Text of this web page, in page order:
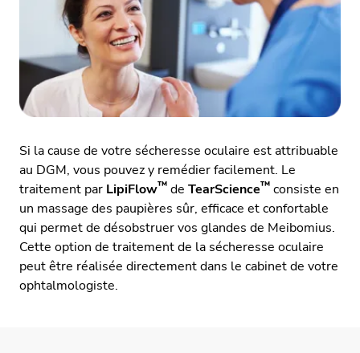
Si la cause de votre sécheresse oculaire est attribuable
au DGM, vous pouvez y remédier facilement. Le
traitement par LipiFlow™ de TearScience™ consiste en
un massage des paupières sûr, efficace et confortable
qui permet de désobstruer vos glandes de Meibomius.
Cette option de traitement de la sécheresse oculaire
peut être réalisée directement dans le cabinet de votre
ophtalmologiste.